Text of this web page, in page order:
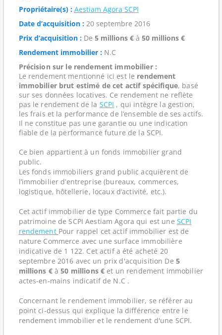
Propriétaire(s) : Aestiam Agora SCPI
Date d’acquisition :20 septembre 2016
Prix d’acquisition :De 5 millions €à 50 millions €
Rendement immobilier :N.C
Précision sur le rendement immobilier :
Le rendement mentionné ici est le rendement
immobilier brut estimé de cet actif spécifique, basé
sur ses données locatives. Ce rendement ne reflète
pas le rendement de la SCPI , qui intègre la gestion,
les frais et la performance de l’ensemble de ses actifs.
Il ne constitue pas une garantie ou une indication
fiable de la performance future de la SCPI.
Ce bien appartient à un fonds immobilier grand
public.
Les fonds immobiliers grand public acquièrent de
l’immobilier d’entreprise (bureaux, commerces,
logistique, hôtellerie, locaux d’activité, etc.).
Cet actif immobilier de type Commerce fait partie du
patrimoine de SCPI Aestiam Agora qui est une SCPI
rendement Pour rappel cet actif immobilier est de
nature Commerce avec une surface immobilière
indicative de 1 122. Cet actif a été acheté 20
septembre 2016 avec un prix d'acquisition De 5
millions €à50 millions € et un rendement immobilier
actes-en-mains indicatif de N.C .
Concernant le rendement immobilier, se référer au
point ci-dessus qui explique la différence entre le
rendement immobilier et le rendement d'une SCPI.